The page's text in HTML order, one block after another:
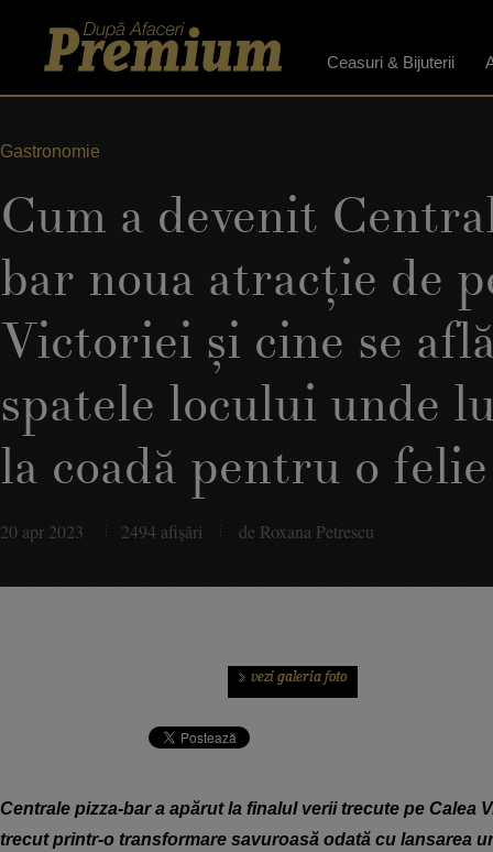
Ceasuri & Bijuterii
Gastronomie
Cum a devenit
bar noua atracţie de
Victoriei şi cine se
spatele locului unde
la coadă pentru o
20 apr 2023 2494 afişări de Roxana Petrescu
Centrale pizza-bar a apărut la finalul verii trecute pe Calea
trecut printr-o transformare savuroasă odată cu lansarea